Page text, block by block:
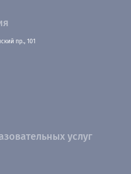
пр., 101
услуг